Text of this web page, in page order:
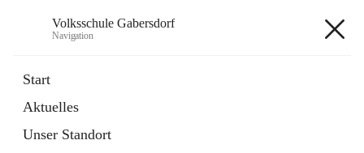
Volksschule Gabersdorf
Navigation
Start
Aktuelles
Unser Standort
Artikel
in